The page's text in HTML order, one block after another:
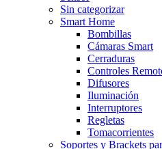
Sin categorizar
Smart Home
Bombillas
Cámaras Smart
Cerraduras
Controles
Difusores
Iluminación
Interruptores
Regletas
Tomacorrientes
Soportes y Brackets